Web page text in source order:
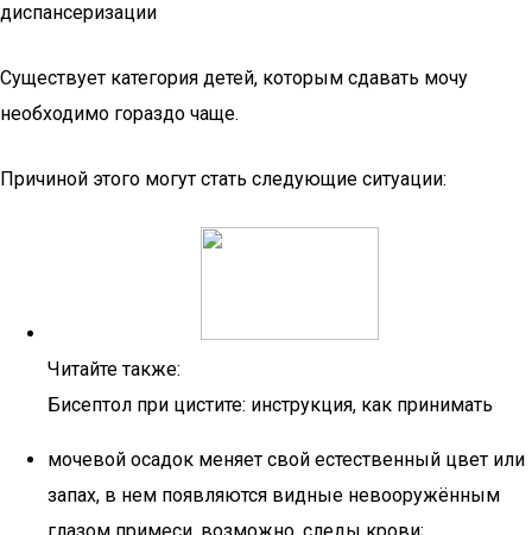
диспансеризации
Существует категория детей, которым сдавать мочу
необходимо гораздо чаще.
Причиной этого могут стать следующие ситуации:
Читайте также:
Бисептол при цистите: инструкция, как принимать
мочевой осадок меняет свой естественный цвет или
запах, в нем появляются видные невооружённым